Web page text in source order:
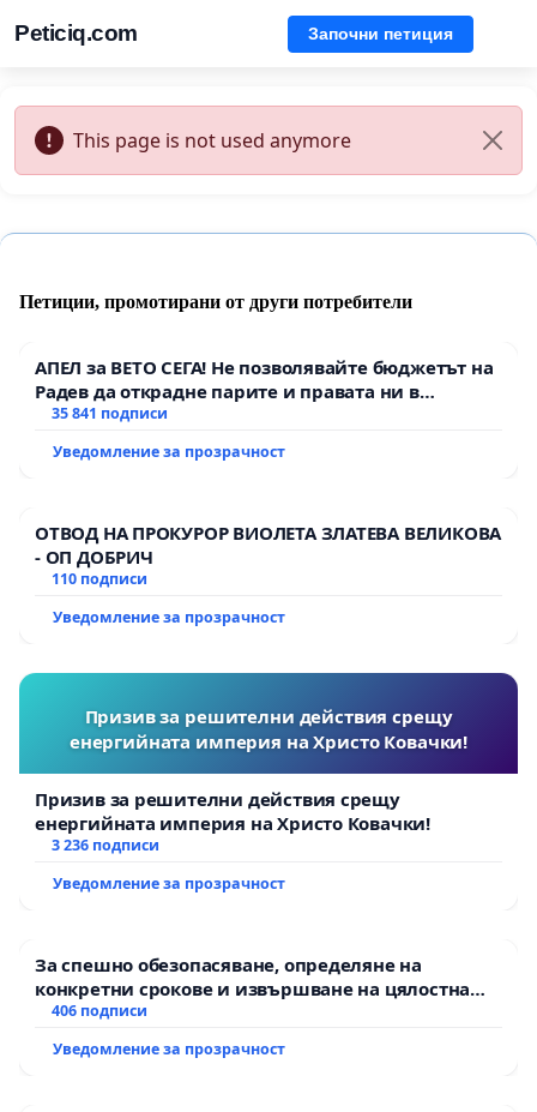
Peticiq.com Започни петиция
This page is not used anymore
Петиции, промотирани от други потребители
АПЕЛ за ВЕТО СЕГА! Не позволявайте бюджетът на
Радев да открадне парите и правата ни в
тъмното
35 841 подписи
Уведомление за прозрачност
ОТВОД НА ПРОКУРОР ВИОЛЕТА ЗЛАТЕВА ВЕЛИКОВА
- ОП ДОБРИЧ
110 подписи
Уведомление за прозрачност
Призив за решителни действия срещу
енергийната империя на Христо Ковачки!
Призив за решителни действия срещу
енергийната империя на Христо Ковачки!
3 236 подписи
Уведомление за прозрачност
За спешно обезопасяване, определяне на
конкретни срокове и извършване на цялостна
рехабилитация на републиканския път между
Мирово - к.к. Момин проход
406 подписи
Уведомление за прозрачност